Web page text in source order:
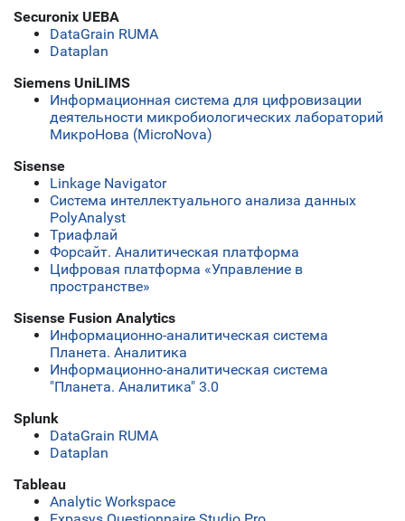
Securonix UEBA
DataGrain RUMA
Dataplan
Siemens UniLIMS
Информационная система для цифровизации
деятельности микробиологических лабораторий
МикроНова (MicroNova)
Sisense
Linkage Navigator
Система интеллектуального анализа данных
PolyAnalyst
Триафлай
Форсайт. Аналитическая платформа
Цифровая платформа «Управление в
пространстве»
Sisense Fusion Analytics
Информационно-аналитическая система
Планета. Аналитика
Информационно-аналитическая система
"Планета. Аналитика" 3.0
Splunk
DataGrain RUMA
Dataplan
Tableau
Analytic Workspace